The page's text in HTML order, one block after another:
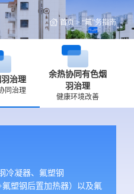
首页>“氟”务指南
治理
同治理
余热协同有色烟
羽治理
健康环境改善
冷凝器、氟塑钢
塑钢后置加热器）以及氟